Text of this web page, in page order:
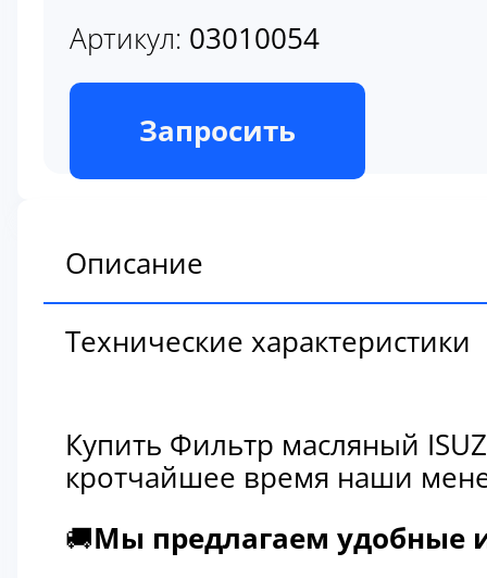
Артикул: 03010054
В наличии
Запросить
Описание
Технические характеристики
Купить Фильтр масляный
кротчайшее время наши
🚚Мы предлагаем удобные